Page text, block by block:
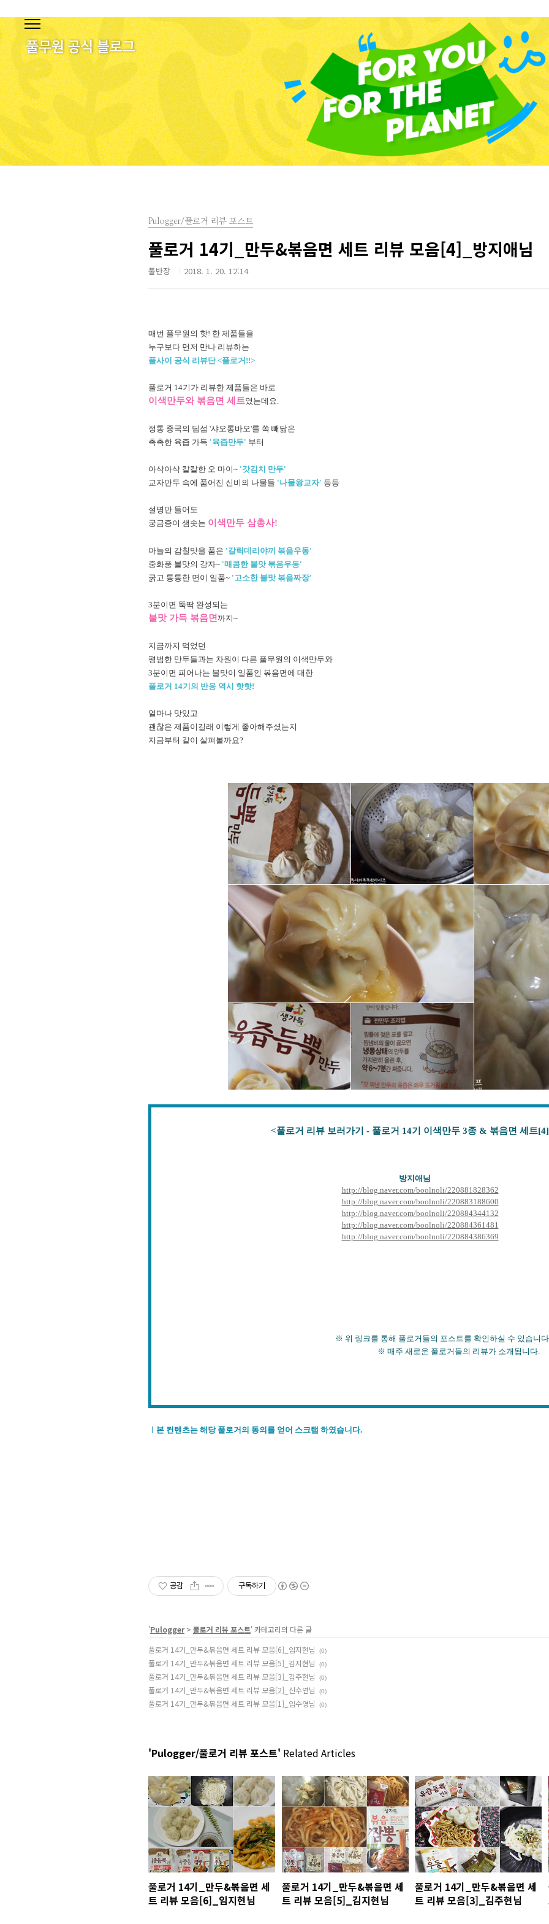
Pulogger/풀로거 리뷰 포스트
풀로거 14기_만두&볶음면 세트 리뷰 모음[4]_방지애님
풀반장 2018. 1. 20. 12:14
매번 풀무원의 핫! 한 제품들을
누구보다 먼저 만나 리뷰하는
풀사이 공식 리뷰단 <풀로거!!>
풀로거 14기가 리뷰한 제품들은 바로
이색만두와 볶음면 세트였는데요.
정통 중국의 딤섬 '샤오롱바오'를 쏙 빼닮은
촉촉한 육즙 가득 '육즙만두' 부터
아삭아삭 칼칼한 오 마이~ '갓김치 만두'
교자만두 속에 품어진 신비의 나물들 '나물왕교자' 등등
설명만 들어도
궁금증이 샘솟는 이색만두 삼총사!
마늘의 감칠맛을 품은 '갈릭데리야끼 볶음우동'
중화풍 불맛의 강자~ '매콤한 불맛 볶음우동'
굵고 통통한 면이 일품~ '고소한 불맛 볶음짜장'
3분이면 뚝딱 완성되는
불맛 가득 볶음면 까지~
지금까지 먹었던
평범한 만두들과는 차원이 다른 풀무원의 이색만두와
3분이면 피어나는 불맛이 일품인 볶음면에 대한
풀로거 14기의 반응 역시 핫핫!
얼마나 맛있고
괜찮은 제품이길래 이렇게 좋아해주셨는지
지금부터 같이 살펴볼까요?
<풀로거 리뷰 보러가기 - 풀로거 14기 이색만두 3종 & 볶음면 세트[4
방지애 님
http://blog.naver.com/boolnoli/220881828362
http://blog.naver.com/boolnoli/220883188600
http://blog.naver.com/boolnoli/220884344132
http://blog.naver.com/boolnoli/220884361481
http://blog.naver.com/boolnoli/220884386369
※ 위 링크를 통해 풀로거들의 포스트를 확인하실 수 있습니
※ 매주 새로운 풀로거들의 리뷰가 소개됩니다.
본 컨텐츠는 해당 풀로거의 동의를 얻어 스크랩 하였습니다.
공감 구독하기
'Pulogger> 풀로거 리뷰 포스트' 카테고리의 다른 글
풀로거 14기_만두&볶음면 세트 리뷰 모음[6]_임지현님
(0)
풀로거 14기_만두&볶음면 세트 리뷰 모음[5]_김지현님 (0)
풀로거 14기_만두&볶음면 세트 리뷰 모음[3]_김주현님 (0)
풀로거 14기_만두&볶음면 세트 리뷰 모음[2]_신수연님 (0)
풀로거 14기_만두&볶음면 세트 리뷰 모음[1]_임수영님 (0)
'Pulogger/풀로거 리뷰 포스트' Related Articles
풀로거 14기_만두&볶음면 세
트 리뷰 모음[6]_임지현님
풀로거 14기_만두&볶음면 세
트 리뷰 모음[5]_김지현님
풀로거 14기_만두&볶음면 세
트 리뷰 모음[3]_김주현님